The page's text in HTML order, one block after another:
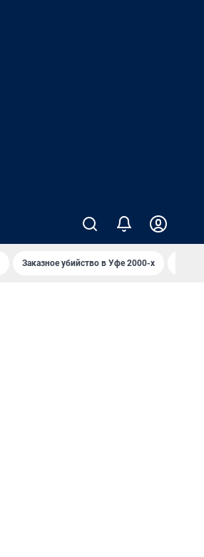
Заказное убийство в Уфе 2000-х